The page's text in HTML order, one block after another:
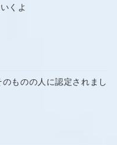
くよ
ものの人に認定されまし